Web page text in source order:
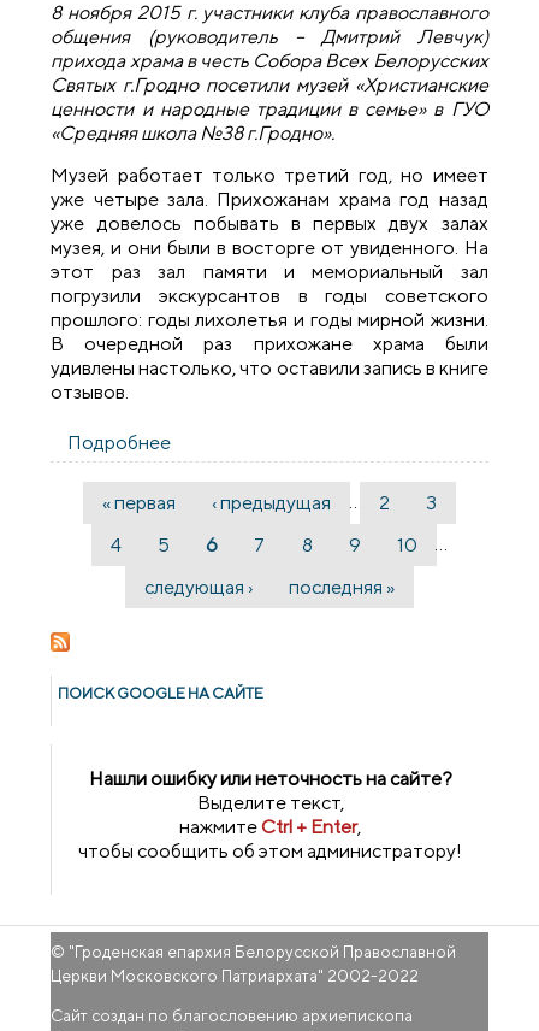
8 ноября 2015 г. участники клуба православного
общения (руководитель – Дмитрий Левчук)
прихода храма в честь Собора Всех Белорусских
Святых г.Гродно посетили музей «Христианские
ценности и народные традиции в семье» в ГУО
«Средняя школа №38 г.Гродно».
Музей работает только третий год, но имеет
уже четыре зала. Прихожанам храма год назад
уже довелось побывать в первых двух залах
музея, и они были в восторге от увиденного. На
этот раз зал памяти и мемориальный зал
погрузили экскурсантов в годы советского
прошлого: годы лихолетья и годы мирной жизни.
В очередной раз прихожане храма были
удивлены настолько, что оставили запись в книге
отзывов.
Подробнее
Белорусских Святых посетили музей
христианских ценностей
Страницы
« первая ‹ предыдущая 2
3
4
5 6 7 8 9 10
следующая ›
последняя »
ПОИСК GOОGLE НА САЙТЕ
Нашли ошибку или неточность на сайте?
Выделите текст,
нажмитеCtrl + Enter,
чтобы сообщить об этом администратору!
© "Гроденская епархия Белорусской Православной
Церкви Московского Патриархата" 2002-2022
Сайт создан по благословению архиепископа